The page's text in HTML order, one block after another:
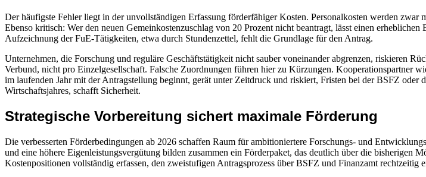
Der häufigste Fehler liegt in der unvollständigen Erfassung förderfähiger Kosten. Personalkosten werden
Ebenso kritisch: Wer den neuen Gemeinkostenzuschlag von 20 Prozent nicht beantragt, lässt einen
Aufzeichnung der FuE-Tätigkeiten, etwa durch Stundenzettel, fehlt die Grundlage für den Antrag.
Unternehmen, die Forschung und reguläre Geschäftstätigkeit nicht sauber voneinander abgrenzen, riskieren
Verbund, nicht pro Einzelgesellschaft. Falsche Zuordnungen führen hier zu Kürzungen. Kooperationspartner
im laufenden Jahr mit der Antragstellung beginnt, gerät unter Zeitdruck und riskiert, Fristen bei der BSFZ oder
Wirtschaftsjahres, schafft Sicherheit.
Strategische Vorbereitung sichert maximale Förderung
Die verbesserten Förderbedingungen ab 2026 schaffen Raum für ambitioniertere Forschungs- und
und eine höhere Eigenleistungsvergütung bilden zusammen ein Förderpaket, das deutlich über die bisherigen
Kostenpositionen vollständig erfassen, den zweistufigen Antragsprozess über BSFZ und Finanzamt